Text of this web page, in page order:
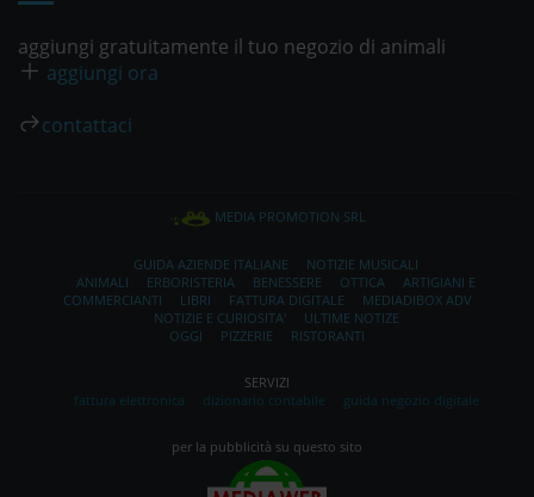
aggiungi gratuitamente il tuo negozio di animali
aggiungi ora
contattaci
MEDIA PROMOTION SRL
GUIDA AZIENDE ITALIANE
NOTIZIE MUSICALI
ANIMALI
ERBORISTERIA BENESSERE OTTICA
ARTIGIANI E
COMMERCIANTI
LIBRI FATTURA DIGITALE
MEDIADIBOX ADV
NOTIZIE E CURIOSITA'
ULTIME NOTIZE
OGGI
PIZZERIE RISTORANTI
SERVIZI
fattura elettronica
dizionario contabile guida negozio digitale
per la pubblicità su questo sito